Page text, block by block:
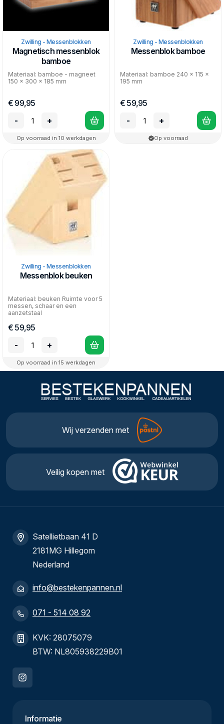
Zwilling - Messenblokken
Magnetisch messenblok
bamboe
Materiaal: bamboe - magneet
150 x 300 x 185 mm
€ 99,95
-
+
Op voorraad in 10 werkdagen
Zwilling - Messenblokken
Messenblok bamboe
Materiaal: bamboe 240 x 115 x
195 mm
€ 59,95
-
+
Op voorraad
Zwilling - Messenblokken
Messenblok beuken
Materiaal: beuken Ruimte voor 5
messen, schaar en een
aanzetstaal
€ 59,95
-
+
Op voorraad in 15 werkdagen
Wij verzenden met
Veilig kopen met
Satellietbaan 41 D
2181MG Hillegom
Nederland
info@bestekenpannen.nl
071 - 514 08 92
KVK: 28075079
BTW: NL805938229B01
Informatie